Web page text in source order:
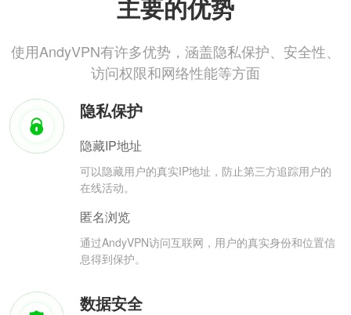
主要的优势
使用AndyVPN有许多优势，涵盖隐私保护、安全性、
访问权限和网络性能等方面
隐私保护
隐藏IP地址
可以隐藏用户的真实IP地址，防止第三方追踪用户的
在线活动。
匿名浏览
通过AndyVPN访问互联网，用户的真实身份和位置信
息得到保护。
数据安全